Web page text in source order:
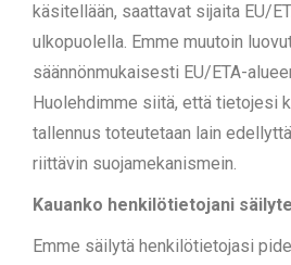
käsitellään, saattavat sijaita EU/
ulkopuolella. Emme muutoin
säännönmukaisesti EU/ETA-
Huolehdimme siitä, että tietojesi
tallennus toteutetaan lain
riittävin suojamekanismein.
Kauanko henkilötietojani
Emme säilytä henkilötietojasi